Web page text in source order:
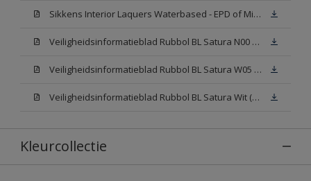
Sikkens Interior Laquers Waterbased - EPD of Milieuproductverklaring
Veiligheidsinformatieblad Rubbol BL Satura N00 (MSDS)
Veiligheidsinformatieblad Rubbol BL Satura W05 (MSDS)
Veiligheidsinformatieblad Rubbol BL Satura Wit (MSDS)
Kleurcollectie